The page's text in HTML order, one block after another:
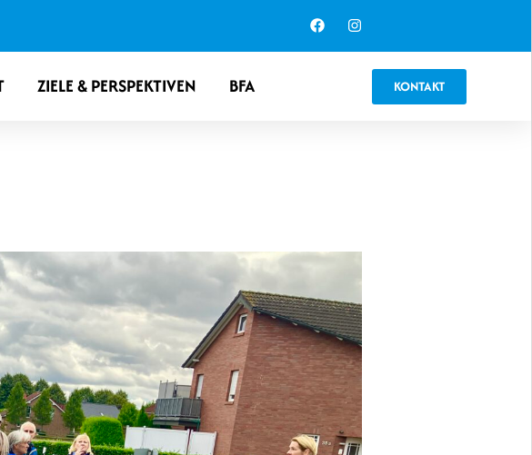
ZIELE & PERSPEKTIVEN BFA KONTAKT
IDEENREICH.